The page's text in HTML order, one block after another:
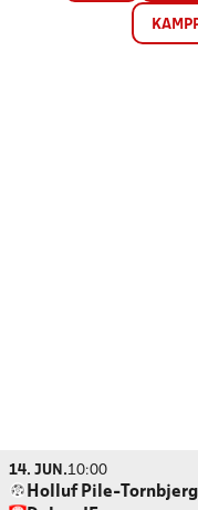
14. JUN.10:00
Holluf Pile-Tornbjerg